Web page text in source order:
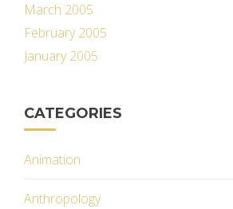
March 2005
February 2005
January 2005
CATEGORIES
Animation
Anthropology